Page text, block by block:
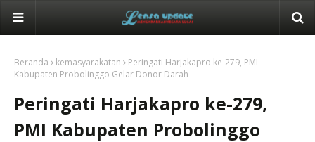
Beranda kemasyarakatan
Peringati Harjakapro ke-279, PMI
Kabupaten Probolinggo Gelar Donor Darah
Peringati Harjakapro ke-279,
PMI Kabupaten Probolinggo